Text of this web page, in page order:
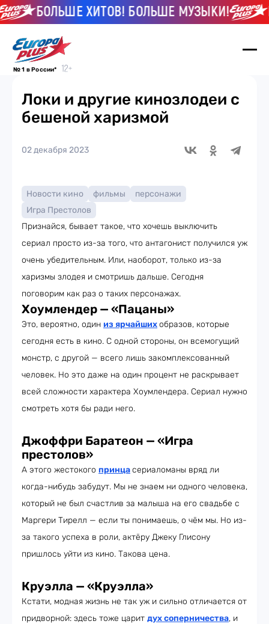
БОЛЬШЕ ХИТОВ! БОЛЬШЕ МУЗЫКИ!
№ 1 в России*
Локи и другие кинозлодеи с
бешеной харизмой
02 декабря 2023
Новости кино фильмы
персонажи
Игра Престолов
Признайся, бывает такое, что хочешь выключить
сериал просто из-за того, что антагонист получился уж
очень убедительным. Или, наоборот, только из-за
харизмы злодея и смотришь дальше. Сегодня
поговорим как раз о таких персонажах.
Хоумлендер — «Пацаны»
Это, вероятно, один из ярчайшихобразов, которые
сегодня есть в кино. С одной стороны, он всемогущий
монстр, с другой — всего лишь закомплексованный
человек. Но это даже на один процент не раскрывает
всей сложности характера Хоумлендера. Сериал нужно
смотреть хотя бы ради него.
Джоффри Баратеон — «Игра
престолов»
А этого жестокого принцасериаломаны вряд ли
когда-нибудь забудут. Мы не знаем ни одного человека,
который не был счастлив за малыша на его свадьбе с
Маргери Тирелл — если ты понимаешь, о чём мы. Но из-
за такого успеха в роли, актёру Джеку Глисону
пришлось уйти из кино. Такова цена.
Круэлла — «Круэлла»
Кстати, модная жизнь не так уж и сильно отличается от
придворной: здесь тоже царит дух соперничества, и